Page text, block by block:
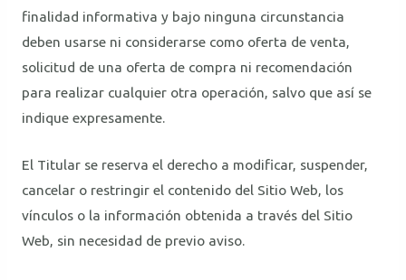
finalidad informativa y bajo ninguna circunstancia
deben usarse ni considerarse como oferta de venta,
solicitud de una oferta de compra ni recomendación
para realizar cualquier otra operación, salvo que así se
indique expresamente.
El Titular se reserva el derecho a modificar, suspender,
cancelar o restringir el contenido del Sitio Web, los
vínculos o la información obtenida a través del Sitio
Web, sin necesidad de previo aviso.